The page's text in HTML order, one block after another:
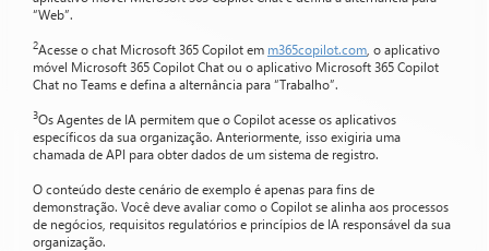
“Web”.
2Acesse o chat Microsoft 365 Copilot em m365copilot.com , o aplicativo
móvel Microsoft 365 Copilot Chat ou o aplicativo Microsoft 365 Copilot
Chat no Teams e defina a alternância para “Trabalho”.
3Os Agentes de IA permitem que o Copilot acesse os aplicativos
específicos da sua organização. Anteriormente, isso exigiria uma
chamada de API para obter dados de um sistema de registro.
O conteúdo deste cenário de exemplo é apenas para fins de
demonstração. Você deve avaliar como o Copilot se alinha aos processos
de negócios, requisitos regulatórios e princípios de IA responsável da sua
organização.